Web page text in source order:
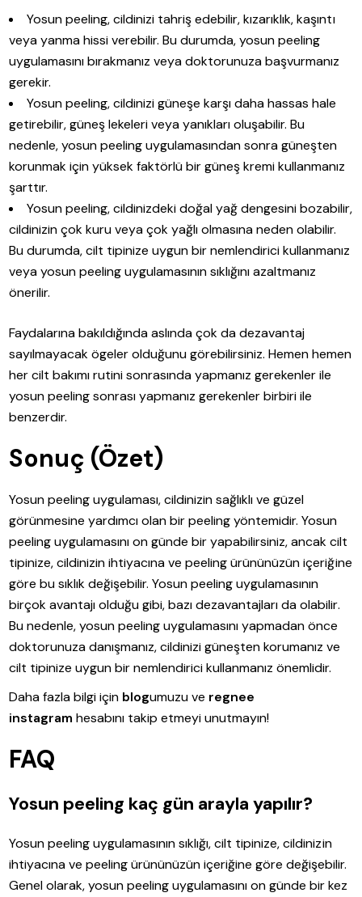
Yosun peeling, cildinizi tahriş edebilir, kızarıklık, kaşıntı
veya yanma hissi verebilir. Bu durumda, yosun peeling
uygulamasını bırakmanız veya doktorunuza başvurmanız
gerekir.
Yosun peeling, cildinizi güneşe karşı daha hassas hale
getirebilir, güneş lekeleri veya yanıkları oluşabilir. Bu
nedenle, yosun peeling uygulamasından sonra güneşten
korunmak için yüksek faktörlü bir güneş kremi kullanmanız
şarttır.
Yosun peeling, cildinizdeki doğal yağ dengesini bozabilir,
cildinizin çok kuru veya çok yağlı olmasına neden olabilir.
Bu durumda, cilt tipinize uygun bir nemlendirici kullanmanız
veya yosun peeling uygulamasının sıklığını azaltmanız
önerilir.
Faydalarına bakıldığında aslında çok da dezavantaj
sayılmayacak ögeler olduğunu görebilirsiniz. Hemen hemen
her cilt bakımı rutini sonrasında yapmanız gerekenler ile
yosun peeling sonrası yapmanız gerekenler birbiri ile
benzerdir.
Sonuç (Özet)
Yosun peeling uygulaması, cildinizin sağlıklı ve güzel
görünmesine yardımcı olan bir peeling yöntemidir. Yosun
peeling uygulamasını on günde bir yapabilirsiniz, ancak cilt
tipinize, cildinizin ihtiyacına ve peeling ürününüzün içeriğine
göre bu sıklık değişebilir. Yosun peeling uygulamasının
birçok avantajı olduğu gibi, bazı dezavantajları da olabilir.
Bu nedenle, yosun peeling uygulamasını yapmadan önce
doktorunuza danışmanız, cildinizi güneşten korumanız ve
cilt tipinize uygun bir nemlendirici kullanmanız önemlidir.
Daha fazla bilgi için blogumuzu ve regnee
instagram hesabını takip etmeyi unutmayın!
FAQ
Yosun peeling kaç gün arayla yapılır?
Yosun peeling uygulamasının sıklığı, cilt tipinize, cildinizin
ihtiyacına ve peeling ürününüzün içeriğine göre değişebilir.
Genel olarak, yosun peeling uygulamasını on günde bir kez